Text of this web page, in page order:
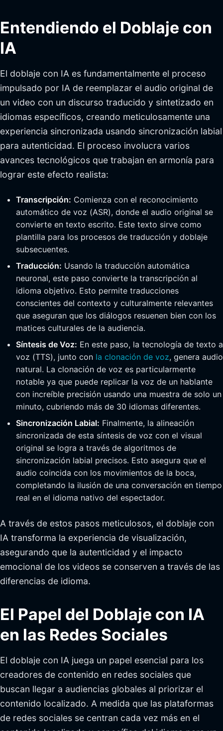
Entendiendo el Doblaje con
IA
El doblaje con IA es fundamentalmente el proceso
impulsado por IA de reemplazar el audio original de
un video con un discurso traducido y sintetizado en
idiomas específicos, creando meticulosamente una
experiencia sincronizada usando sincronización labial
para autenticidad. El proceso involucra varios
avances tecnológicos que trabajan en armonía para
lograr este efecto realista:
Transcripción: Comienza con el reconocimiento
automático de voz (ASR), donde el audio original se
convierte en texto escrito. Este texto sirve como
plantilla para los procesos de traducción y doblaje
subsecuentes.
Traducción: Usando la traducción automática
neuronal, este paso convierte la transcripción al
idioma objetivo. Esto permite traducciones
conscientes del contexto y culturalmente relevantes
que aseguran que los diálogos resuenen bien con los
matices culturales de la audiencia.
Síntesis de Voz: En este paso, la tecnología de texto a
voz (TTS), junto con la clonación de voz, genera audio
natural. La clonación de voz es particularmente
notable ya que puede replicar la voz de un hablante
con increíble precisión usando una muestra de solo un
minuto, cubriendo más de 30 idiomas diferentes.
Sincronización Labial: Finalmente, la alineación
sincronizada de esta síntesis de voz con el visual
original se logra a través de algoritmos de
sincronización labial precisos. Esto asegura que el
audio coincida con los movimientos de la boca,
completando la ilusión de una conversación en tiempo
real en el idioma nativo del espectador.
A través de estos pasos meticulosos, el doblaje con
IA transforma la experiencia de visualización,
asegurando que la autenticidad y el impacto
emocional de los videos se conserven a través de las
diferencias de idioma.
El Papel del Doblaje con IA
en las Redes Sociales
El doblaje con IA juega un papel esencial para los
creadores de contenido en redes sociales que
buscan llegar a audiencias globales al priorizar el
contenido localizado. A medida que las plataformas
de redes sociales se centran cada vez más en el